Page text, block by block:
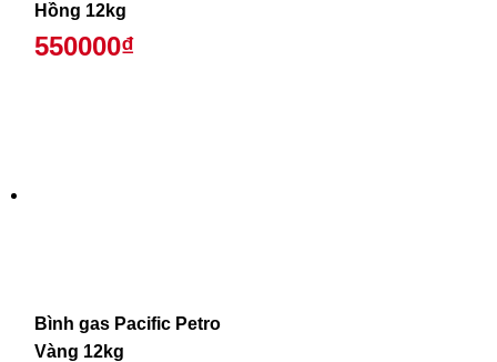
Hồng 12kg
550000₫
Bình gas Pacific Petro
Vàng 12kg